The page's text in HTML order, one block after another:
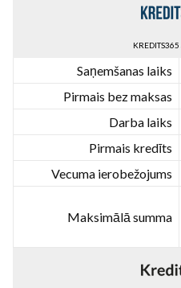
Saņemšanas laiks
Pirmais bez maksas
Darba laiks
Pirmais kredīts
Vecuma ierobežojums
Maksimālā summa